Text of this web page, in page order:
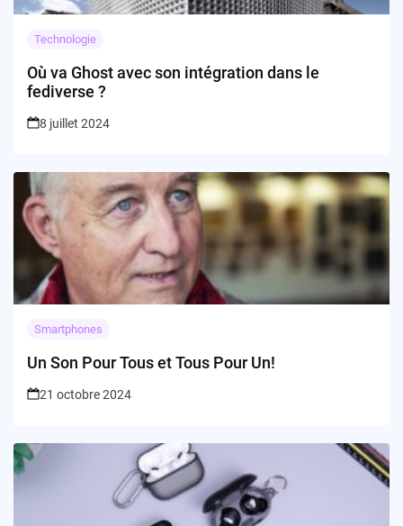
Technologie
Où va Ghost avec son intégration dans le
fediverse ?
8 juillet 2024
Smartphones
Un Son Pour Tous et Tous Pour Un!
21 octobre 2024